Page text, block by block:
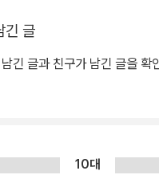
래를 바꿀 수 있는 발화점에 대
전략서는 단순히 우리 한국의
급변에 가장 밀착되어 있는
에 대해 중국은 과연 어떤 자세
는 한반도의 통일과 과연 어
긴 글
긴 글과 친구가 남긴 글을 확
10대